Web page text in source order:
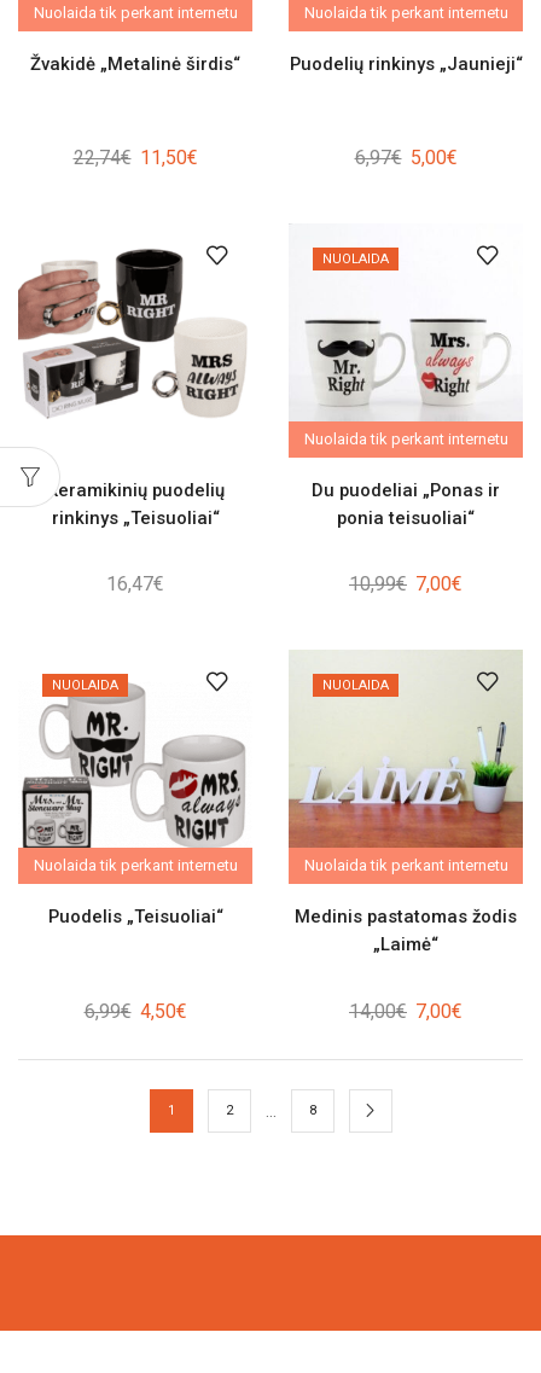
Nuolaida tik perkant internetu
Žvakidė „Metalinė širdis“
22,74€ Original
22,74€.
11,50€Current
11,50€.
Nuolaida tik perkant internetu
Puodelių rinkinys „Jaunieji“
6,97€ Original
5,00€Current
5,00€.
Keramikinių puodelių
rinkinys „Teisuoliai“
16,47€
NUOLAIDA
Nuolaida tik perkant internetu
Du puodeliai „Ponas ir
ponia teisuoliai“
10,99€ Original
7,00€
7,00€.
NUOLAIDA
Nuolaida tik perkant internetu
Puodelis „Teisuoliai“
6,99€ Original
was:
6,99€.
4,50€Current
is:
4,50€.
NUOLAIDA
Nuolaida tik perkant internetu
Medinis pastatomas žodis
„Laimė“
14,00€ Original
was:
7,00€
is:
1 2 … 8